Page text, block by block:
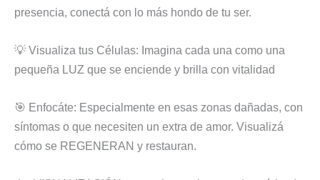
presencia, conectá con lo más hondo de tu ser.
💡 Visualiza tus Células: Imagina cada una como una
pequeña LUZ que se enciende y brilla con vitalidad
🎯 Enfocáte: Especialmente en esas zonas dañadas, con
síntomas o que necesiten un extra de amor. Visualizá
cómo se REGENERAN y restauran.